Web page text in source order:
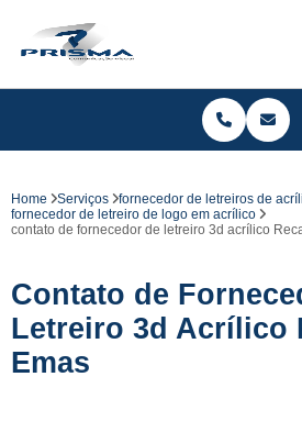
Home Serviços
fornecedor de letreiros de
fornecedor de letreiro de logo em acrílico
contato de fornecedor de letreiro 3d acrílico
Contato de
Letreiro 3d Acrílico
Emas